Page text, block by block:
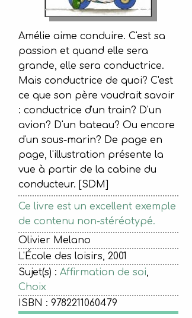
Amélie aime conduire. C'est sa
passion et quand elle sera
grande, elle sera conductrice.
Mais conductrice de quoi? C'est
ce que son père voudrait savoir
: conductrice d'un train? D'un
avion? D'un bateau? Ou encore
d'un sous-marin? De page en
page, l'illustration présente la
vue à partir de la cabine du
conducteur. [SDM]
Ce livre est un excellent exemple
de contenu non-stéréotypé.
Olivier Melano
L'École des loisirs, 2001
Sujet(s) : Affirmation de soi,
Choix
ISBN : 9782211060479